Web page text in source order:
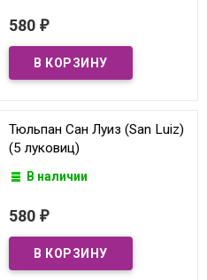
580 ₽
Тюльпан Сан Луиз (San Luiz)
(5 луковиц)
В наличии
580 ₽